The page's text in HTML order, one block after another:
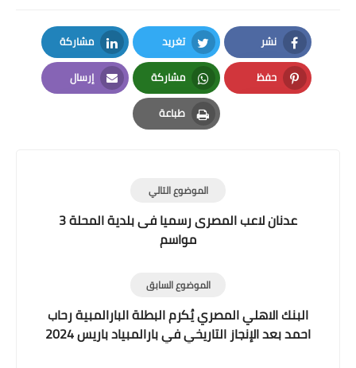
نشر
Facebook
تغريد
Twitter
مشاركة
LinkedIn
حفظ
Pinterest
مشاركة
Whatsapp
إرسال
Email
طباعة
Print
الموضوع التالي
عدنان لاعب المصرى رسميا فى بلدية المحلة 3
مواسم
الموضوع السابق
البنك الاهلي المصري يُكرم البطلة البارالمبية رحاب
احمد بعد الإنجاز التاريخي في بارالمبياد باريس 2024